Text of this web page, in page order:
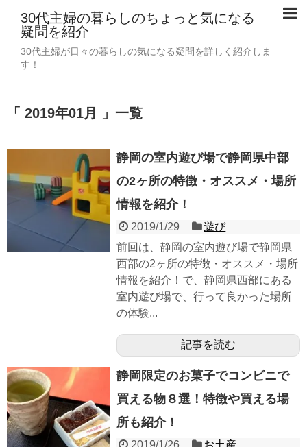
30代主婦の暮らしのちょっと気になる
疑問を紹介
30代主婦が日々の暮らしの気になる疑問を詳しく紹介しま
す！
「 2019年01月 」一覧
静岡の室内遊び場で静岡県中部
の2ヶ所の特徴・オススメ・場所
情報を紹介！
2019/1/29
遊び
前回は、静岡の室内遊び場で静岡県
西部の2ヶ所の特徴・オススメ・場所
情報を紹介！で、静岡県西部にある
室内遊び場で、行って良かった場所
の体験...
記事を読む
静岡限定のお菓子でコンビニで
買える物８選！特徴や買える場
所も紹介！
2019/1/26
お土産